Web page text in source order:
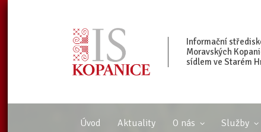
Informační
Moravských
sídlem ve Starém
Úvod Aktuality O nás Služby